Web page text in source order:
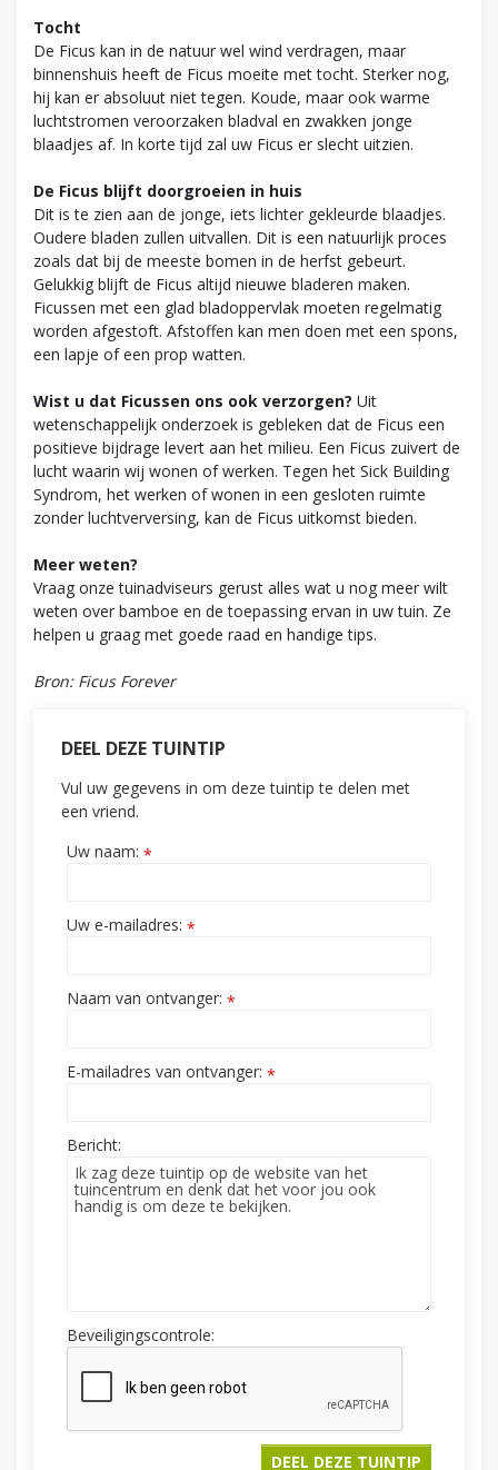
Tocht
De Ficus kan in de natuur wel wind verdragen, maar
binnenshuis heeft de Ficus moeite met tocht. Sterker nog,
hij kan er absoluut niet tegen. Koude, maar ook warme
luchtstromen veroorzaken bladval en zwakken jonge
blaadjes af. In korte tijd zal uw Ficus er slecht uitzien.
De Ficus blijft doorgroeien in huis
Dit is te zien aan de jonge, iets lichter gekleurde blaadjes.
Oudere bladen zullen uitvallen. Dit is een natuurlijk proces
zoals dat bij de meeste bomen in de herfst gebeurt.
Gelukkig blijft de Ficus altijd nieuwe bladeren maken.
Ficussen met een glad bladoppervlak moeten regelmatig
worden afgestoft. Afstoffen kan men doen met een spons,
een lapje of een prop watten.
Wist u dat Ficussen ons ook verzorgen? Uit
wetenschappelijk onderzoek is gebleken dat de Ficus een
positieve bijdrage levert aan het milieu. Een Ficus zuivert de
lucht waarin wij wonen of werken. Tegen het Sick Building
Syndrom, het werken of wonen in een gesloten ruimte
zonder luchtverversing, kan de Ficus uitkomst bieden.
Meer weten?
Vraag onze tuinadviseurs gerust alles wat u nog meer wilt
weten over bamboe en de toepassing ervan in uw tuin. Ze
helpen u graag met goede raad en handige tips.
Bron: Ficus Forever
DEEL DEZE TUINTIP
Vul uw gegevens in om deze tuintip te delen met
een vriend.
Uw naam: *
Uw e-mailadres: *
Naam van ontvanger: *
E-mailadres van ontvanger: *
Bericht:
Beveiligingscontrole: